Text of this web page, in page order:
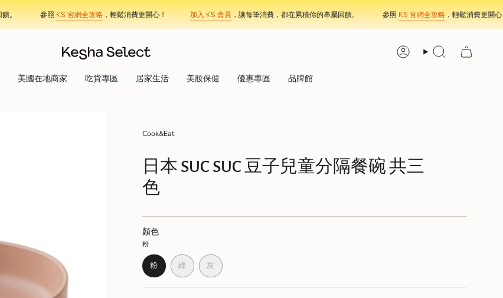
KS 官網全攻略，輕鬆消費更開心！ 加入 KS 會員，讓每筆消費，都在累積你的專屬回饋。 KS 官網全攻略，輕鬆消費更開心！
AccountSearch
美國在地商家 吃貨專區 居家生活 美妝保健 優惠專區 品牌館
Cook&Eat
日本 SUC SUC 豆子兒童分隔餐碗 共三
色
顏色
粉
粉
VARIANT
SOLD
綠
VARIANT
SOLD
灰
VARIANT
SOLD